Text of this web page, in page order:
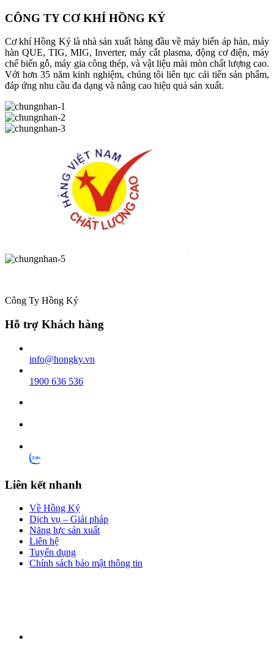
CÔNG TY CƠ KHÍ HỒNG KÝ
Cơ khí Hồng Ký là nhà sản xuất hàng đầu về máy biến áp hàn, máy
hàn QUE, TIG, MIG, Inverter, máy cắt plasma, động cơ điện, máy
chế biến gỗ, máy gia công thép, và vật liệu mài mòn chất lượng cao.
Với hơn 35 năm kinh nghiệm, chúng tôi liên tục cải tiến sản phẩm,
đáp ứng nhu cầu đa dạng và nâng cao hiệu quả sản xuất.
Công Ty Hồng Ký
Hỗ trợ Khách hàng
info@hongky.vn
1900 636 536
Liên kết nhanh
Về Hồng Ký
Dịch vụ – Giải pháp
Năng lực sản xuất
Liên hệ
Tuyển dụng
Chính sách bảo mật thông tin